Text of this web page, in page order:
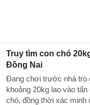
Truy tìm con chó
Đồng Nai
Đang chơi trước nhà trọ
khoảng 20kg lao vào
chó, đồng thời xác minh